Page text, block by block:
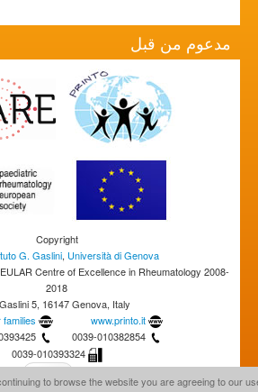
مدعوم من قبل
Copyright
G. Gaslini, Università di Genova
Centre of Excellence in Rheumatology 2008-
2018
5, 16147 Genova, Italy
www.printo.it
0039-010382854
0039-010393425
0039-010393324
to browse the website you are agreeing to our